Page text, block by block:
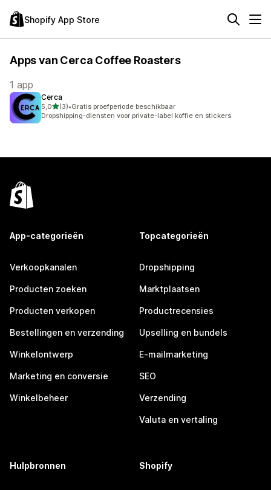
Shopify App Store
Apps van Cerca Coffee Roasters
1 app
Cerca
5,0van 5 sterren
(3)
3 recensies in totaal
•Gratis proefperiode beschikbaar
Dropshipping-diensten voor private-label koffie en stickers.
App-categorieën
Verkoopkanalen
Producten zoeken
Producten verkopen
Bestellingen en verzending
Winkelontwerp
Marketing en conversie
Winkelbeheer
Topcategorieën
Dropshipping
Marktplaatsen
Productrecensies
Upselling en bundels
E-mailmarketing
SEO
Verzending
Valuta en vertaling
Hulpbronnen Shopify